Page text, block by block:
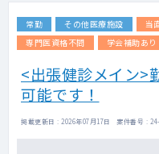
常勤 その他医療施設 当
専門医資格不問
学会補助あり
<出張健診メイン>
可能です！
掲載更新日 : 2026年07月17日 案件番号 :